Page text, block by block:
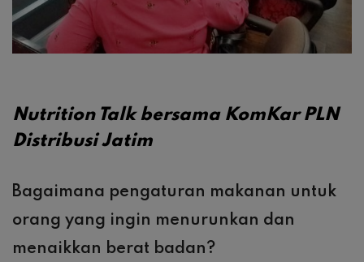
Nutrition Talk bersama KomKar PLN
Distribusi Jatim
Bagaimana pengaturan makanan untuk
orang yang ingin menurunkan dan
menaikkan berat badan?